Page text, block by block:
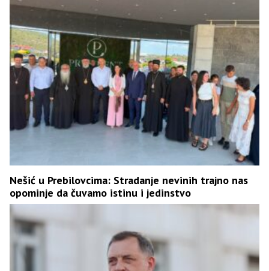
Nešić u Prebilovcima: Stradanje nevinih trajno nas
opominje da čuvamo istinu i jedinstvo